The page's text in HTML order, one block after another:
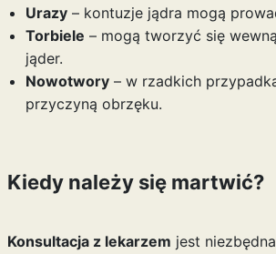
Urazy– kontuzje jądra mogą
Torbiele – mogą tworzyć się
jąder.
Nowotwory– w rzadkich
przyczyną obrzęku.
Kiedy należy się martwić?
Konsultacja z lekarzem jest